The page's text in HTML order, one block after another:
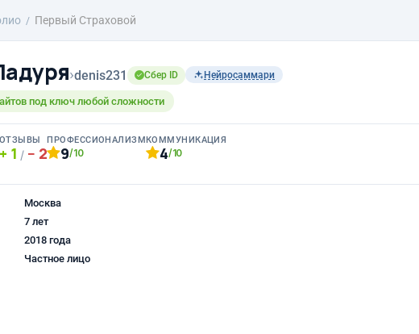
Первый Страховой
›denis231 Сбер ID Нейросаммари
под ключ любой сложности
ОТЗЫВЫ
1 / 2
ПРОФЕССИОНАЛИЗМ
9/10
КОММУНИКАЦИЯ
4/10
Москва
7 лет
2018 года
Частное лицо